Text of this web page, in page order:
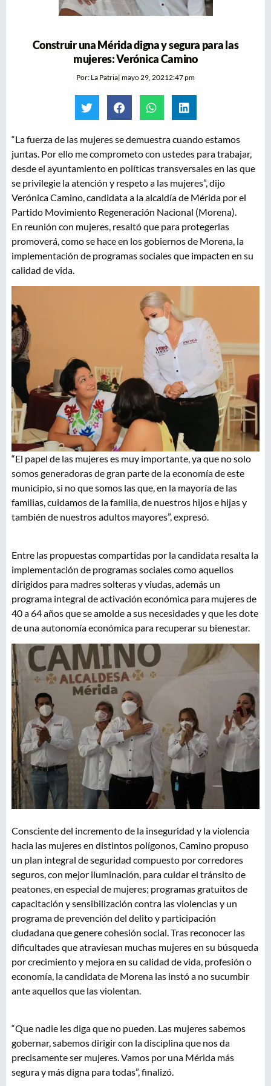
Construir una Mérida digna y segura para las
mujeres: Verónica Camino
Por: La Patria| mayo 29, 20212:47 pm
“La fuerza de las mujeres se demuestra cuando estamos
juntas. Por ello me comprometo con ustedes para trabajar,
desde el ayuntamiento en políticas transversales en las que
se privilegie la atención y respeto a las mujeres”, dijo
Verónica Camino, candidata a la alcaldía de Mérida por el
Partido Movimiento Regeneración Nacional (Morena).
En reunión con mujeres, resaltó que para protegerlas
promoverá, como se hace en los gobiernos de Morena, la
implementación de programas sociales que impacten en su
calidad de vida.
“El papel de las mujeres es muy importante, ya que no solo
somos generadoras de gran parte de la economía de este
municipio, si no que somos las que, en la mayoría de las
familias, cuidamos de la familia, de nuestros hijos e hijas y
también de nuestros adultos mayores”, expresó.
Entre las propuestas compartidas por la candidata resalta la
implementación de programas sociales como aquellos
dirigidos para madres solteras y viudas, además un
programa integral de activación económica para mujeres de
40 a 64 años que se amolde a sus necesidades y que les dote
de una autonomía económica para recuperar su bienestar.
Consciente del incremento de la inseguridad y la violencia
hacia las mujeres en distintos polígonos, Camino propuso
un plan integral de seguridad compuesto por corredores
seguros, con mejor iluminación, para cuidar el tránsito de
peatones, en especial de mujeres; programas gratuitos de
capacitación y sensibilización contra las violencias y un
programa de prevención del delito y participación
ciudadana que genere cohesión social. Tras reconocer las
dificultades que atraviesan muchas mujeres en su búsqueda
por crecimiento y mejora en su calidad de vida, profesión o
economía, la candidata de Morena las instó a no sucumbir
ante aquellos que las violentan.
“Que nadie les diga que no pueden. Las mujeres sabemos
gobernar, sabemos dirigir con la disciplina que nos da
precisamente ser mujeres. Vamos por una Mérida más
segura y más digna para todas”, finalizó.